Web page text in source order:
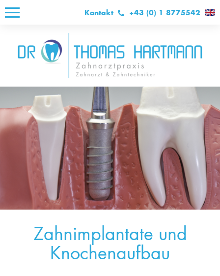
+43 (0) 1 8775542
Kontakt
Zahnimplantate und
Knochenaufbau